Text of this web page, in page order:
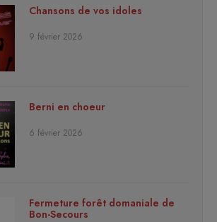
Chansons de vos idoles
9 février 2026
Berni en choeur
6 février 2026
Fermeture forêt domaniale de
Bon-Secours